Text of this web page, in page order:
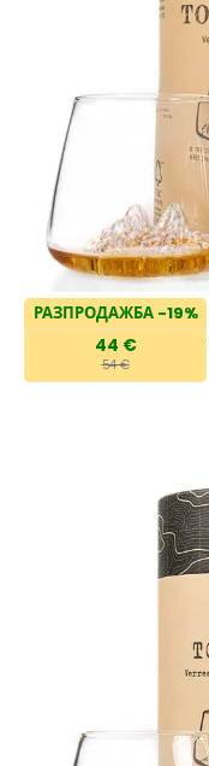
РАЗПРОДАЖБА -19%
44 €
54 €